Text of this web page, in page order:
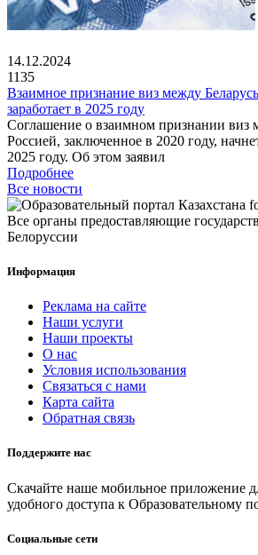
14.12.2024
1135
Взаимное признание виз между
заработает в 2025 году
Соглашение о взаимном признании виз
Россией, заключенное в 2020 году,
2025 году. Об этом заявил
Подробнее
Все новости
Все органы предоставляющие
Белоруссии
Информация
Реклама на сайте
Наши услуги
Наши проекты
О нас
Условия использования
Связаться с нами
Карта сайта
Обратная связь
Поддержите нас
Скачайте наше мобильное приложение
удобного доступа к Образовательному
Социальные сети